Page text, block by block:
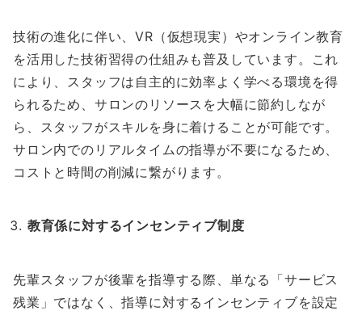
技術の進化に伴い、VR（仮想現実）やオンライン教育
を活用した技術習得の仕組みも普及しています。これ
により、スタッフは自主的に効率よく学べる環境を得
られるため、サロンのリソースを大幅に節約しなが
ら、スタッフがスキルを身に着けることが可能です。
サロン内でのリアルタイムの指導が不要になるため、
コストと時間の削減に繋がります。
教育係に対するインセンティブ制度
先輩スタッフが後輩を指導する際、単なる「サービス
残業」ではなく、指導に対するインセンティブを設定